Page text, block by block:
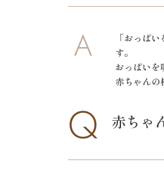
A
「おっぱ
す。
おっぱいを
赤ちゃんの
Q 赤ちゃ